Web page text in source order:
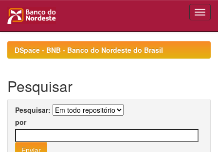
navigationDSpace - BNB - Banco do Nordeste do Brasil
Pesquisar
Pesquisar:
por